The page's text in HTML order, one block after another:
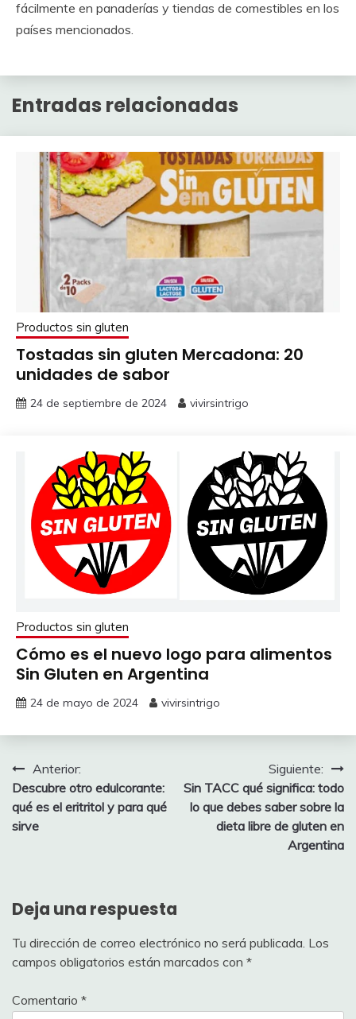
fácilmente en panaderías y tiendas de comestibles en los
países mencionados.
Entradas relacionadas
Productos sin gluten
Tostadas sin gluten Mercadona: 20
unidades de sabor
24 de septiembre de 2024 vivirsintrigo
Productos sin gluten
Cómo es el nuevo logo para alimentos
Sin Gluten en Argentina
24 de mayo de 2024 vivirsintrigo
Navegación
de
entradas
Anterior:
Descubre otro edulcorante:
qué es el eritritol y para qué
sirve
Siguiente:
Sin TACC qué significa: todo
lo que debes saber sobre la
dieta libre de gluten en
Argentina
Deja una respuesta
Tu dirección de correo electrónico no será publicada. Los
campos obligatorios están marcados con *
Comentario *